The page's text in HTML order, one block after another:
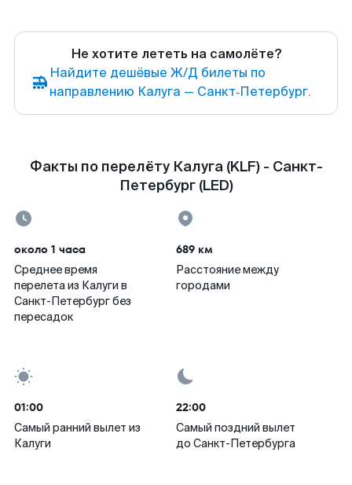
Не хотите лететь на самолёте?
Найдите дешёвые Ж/Д билеты по
направлению Калуга — Санкт‑Петербург.
Факты по перелёту Калуга (KLF) - Санкт-
Петербург (LED)
около 1 часа
Среднее время
перелета из Калуги в
Санкт-Петербург без
пересадок
689 км
Расстояние между
городами
01:00
Самый ранний вылет из
Калуги
22:00
Самый поздний вылет
до Санкт-Петербурга